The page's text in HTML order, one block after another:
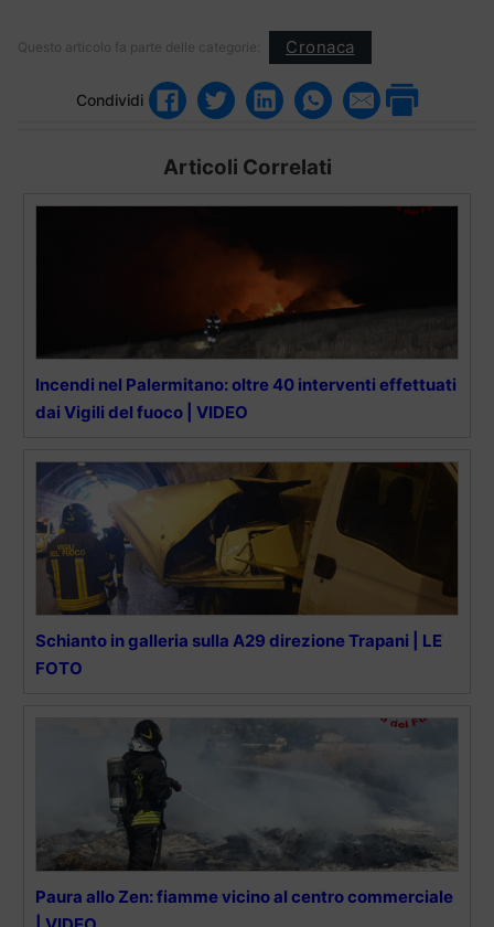
Questo articolo fa parte delle categorie: Cronaca
Condividi
Articoli Correlati
Incendi nel Palermitano: oltre 40 interventi effettuati
dai Vigili del fuoco | VIDEO
Schianto in galleria sulla A29 direzione Trapani | LE
FOTO
Paura allo Zen: fiamme vicino al centro commerciale